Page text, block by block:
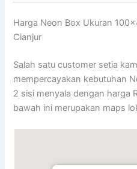
Harga Neon Box Ukuran
Cianjur
Salah satu customer setia
mempercayakan kebutuhan
2 sisi menyala dengan harga
bawah ini merupakan maps